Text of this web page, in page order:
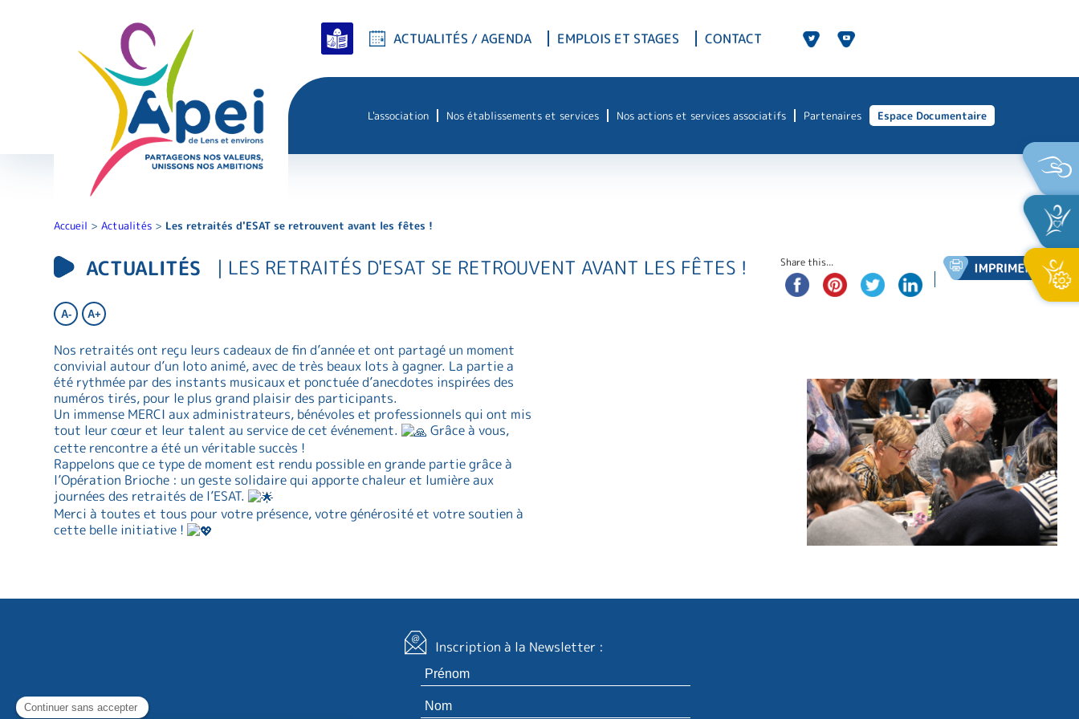
ACTUALITÉS / AGENDA EMPLOIS ET STAGES CONTACT
L'association Nos établissements et services Nos actions et services associatifs Partenaires Espace Documentaire
Accueil >Actualités > Les retraités d'ESAT se retrouvent avant les fêtes !
ACTUALITÉS | LES RETRAITÉS D'ESAT SE RETROUVENT AVANT LES FÊTES ! Share this...
A- A+
Nos retraités ont reçu leurs cadeaux de fin d’année et ont partagé un moment
convivial autour d’un loto animé, avec de très beaux lots à gagner. La partie a
été rythmée par des instants musicaux et ponctuée d’anecdotes inspirées des
numéros tirés, pour le plus grand plaisir des participants.
Un immense MERCI aux administrateurs, bénévoles et professionnels qui ont mis
tout leur cœur et leur talent au service de cet événement.
Grâce à vous,
cette rencontre a été un véritable succès !
Rappelons que ce type de moment est rendu possible en grande partie grâce à
l’Opération Brioche : un geste solidaire qui apporte chaleur et lumière aux
journées des retraités de l’ESAT.
Merci à toutes et tous pour votre présence, votre générosité et votre soutien à
cette belle initiative !
Inscription à la Newsletter :